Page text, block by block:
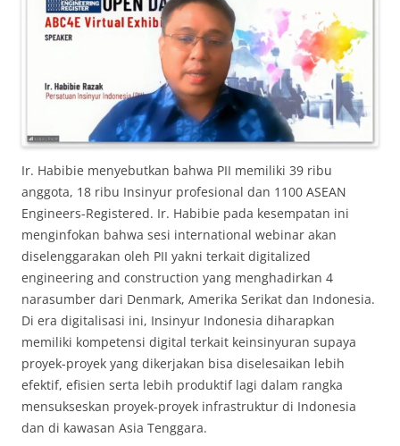
Ir. Habibie menyebutkan bahwa PII memiliki 39 ribu
anggota, 18 ribu Insinyur profesional dan 1100 ASEAN
Engineers-Registered. Ir. Habibie pada kesempatan ini
menginfokan bahwa sesi international webinar akan
diselenggarakan oleh PII yakni terkait digitalized
engineering and construction yang menghadirkan 4
narasumber dari Denmark, Amerika Serikat dan Indonesia.
Di era digitalisasi ini, Insinyur Indonesia diharapkan
memiliki kompetensi digital terkait keinsinyuran supaya
proyek-proyek yang dikerjakan bisa diselesaikan lebih
efektif, efisien serta lebih produktif lagi dalam rangka
mensukseskan proyek-proyek infrastruktur di Indonesia
dan di kawasan Asia Tenggara.